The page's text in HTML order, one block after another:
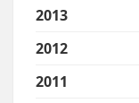
2013
2012
2011